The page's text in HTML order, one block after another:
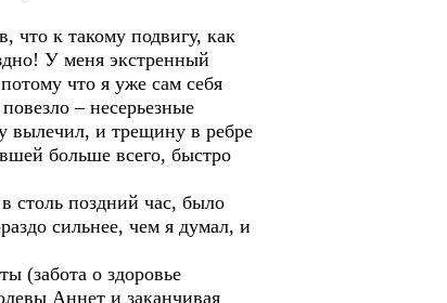
что к такому подвигу, как
У меня экстренный
что я уже сам себя
– несерьезные
вылечил, и трещину в ребре
больше всего, быстро
столь поздний час, было
сильнее, чем я думал, и
(забота о здоровье
Аннет и заканчивая